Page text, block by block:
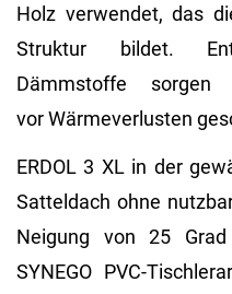
Holz verwendet, das
Struktur bildet.
Dämmstoffe
vor Wärmeverlusten
ERDOL 3 XL in der
Satteldach ohne
Neigung von 25
SYNEGO PVC-